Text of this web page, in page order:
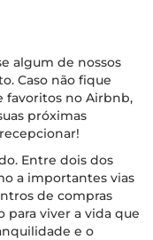
algum de nossos
Caso não fique
favoritos no Airbnb,
próximas
Entre dois dos
a importantes vias
de compras
para viver a vida que
e o